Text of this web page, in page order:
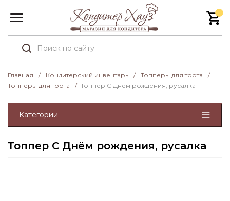
Главная / Кондитерский инвентарь / Топперы для торта
/
Топперы для торта
/ Топпер С Днём рождения, русалка
Категории
Топпер С Днём рождения, русалка